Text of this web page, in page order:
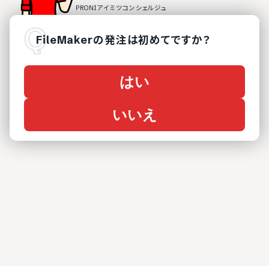
FileMakerの発注は初めてですか？
はい
いいえ